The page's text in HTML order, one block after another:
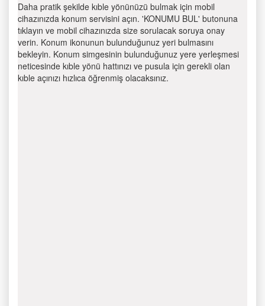
Daha pratik şekilde kıble yönünüzü bulmak için mobil
cihazınızda konum servisini açın. 'KONUMU BUL' butonuna
tıklayın ve mobil cihazınızda size sorulacak soruya onay
verin. Konum ikonunun bulunduğunuz yeri bulmasını
bekleyin. Konum simgesinin bulunduğunuz yere yerleşmesi
neticesinde kıble yönü hattınızı ve pusula için gerekli olan
kıble açınızı hızlıca öğrenmiş olacaksınız.